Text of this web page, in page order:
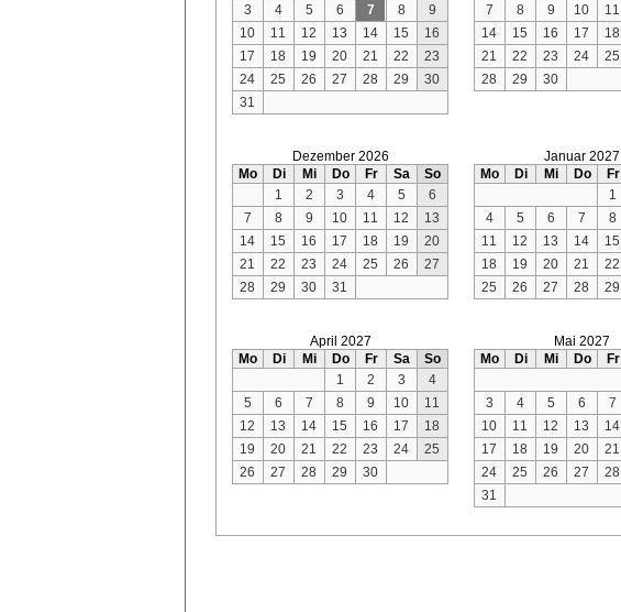
3
4 5 6 7 8
9
10
11 12 13 14 15
16
17
18 19 20 21 22
23
24
25 26 27 28 29
30
31
7
8 9 10 11
14
15 16 17 18
21
22 23 24 25
28
29 30
Dezember 2026
Mo
Di Mi Do Fr Sa
So
1
2 3 4 5
6
7
8 9 10 11 12
13
14
15 16 17 18 19
20
21
22 23 24 25 26
27
28
29 30 31
Januar 2027
Mo
Di Mi Do Fr
1
4
5 6 7 8
11
12 13 14 15
18
19 20 21 22
25
26 27 28 29
April 2027
Mo
Di Mi Do Fr Sa
So
1
2 3
4
5
6 7 8 9 10
11
12
13 14 15 16 17
18
19
20 21 22 23 24
25
26
27 28 29 30
Mai 2027
Mo
Di Mi Do Fr
3
4 5 6 7
10
11 12 13 14
17
18 19 20 21
24
25 26 27 28
31